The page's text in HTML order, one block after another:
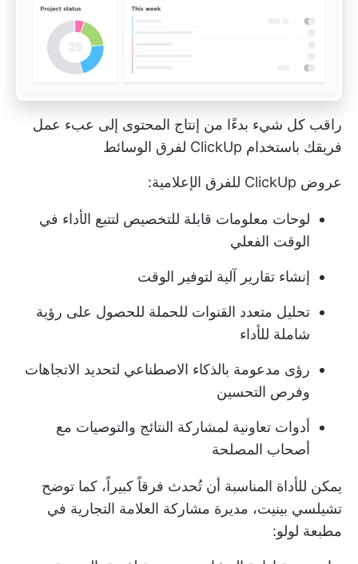
راقب كل شيء بدءًا من إنتاج المحتوى إلى عبء عمل
فريقك باستخدام ClickUp لفرق الوسائط
عروض ClickUp للفرق الإعلامية:
لوحات معلومات قابلة للتخصيص لتتبع الأداء في
الوقت الفعلي
إنشاء تقارير آلية لتوفير الوقت
تحليل متعدد القنوات للحملة للحصول على رؤية
شاملة للأداء
رؤى مدعومة بالذكاء الاصطناعي لتحديد الاتجاهات
وفرص التحسين
أدوات تعاونية لمشاركة النتائج والتوصيات مع
أصحاب المصلحة
يمكن للأداة المناسبة أن تُحدث فرقاً كبيراً، كما توضح
تشيلسي بينيت، مديرة مشاركة العلامة التجارية في
مطبعة لولو: